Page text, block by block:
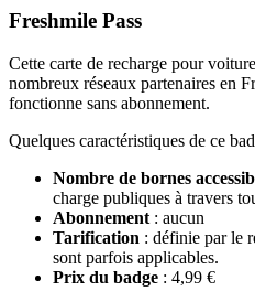
Freshmile Pass
Cette carte de recharge pour
nombreux réseaux partenaires en
fonctionne sans abonnement.
Quelques caractéristiques de ce
Nombre de bornes
charge publiques à travers
Abonnement : aucun
Tarification : définie par le
sont parfois applicables.
Prix du badge : 4,99 €